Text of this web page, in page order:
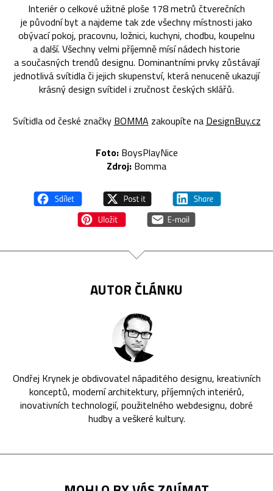
Interiér o celkové užitné ploše 178 metrů čtverečních
je původní byt a najdeme tak zde všechny místnosti jako
obývací pokoj, pracovnu, ložnici, kuchyni, chodbu, koupelnu
a další. Všechny velmi příjemně mísí nádech historie
a současných trendů designu. Dominantními prvky zůstávají
jednotlivá svítidla či jejich skupenství, která nenuceně ukazují
krásný design svítidel i zručnost českých sklářů.
Svítidla od české značky BOMMA zakoupíte na DesignBuy.cz
Foto:BoysPlayNice
Zdroj: Bomma
AUTOR ČLÁNKU
Ondřej Krynek je obdivovatel nápaditého designu, kreativních
konceptů, moderní architektury, příjemných interiérů,
inovativních technologií, použitelného webdesignu, dobré
hudby a veškeré kultury.